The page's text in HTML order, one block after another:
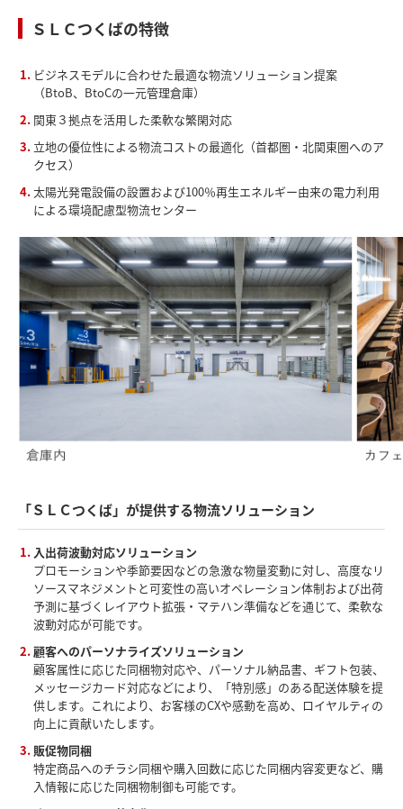
ＳＬＣつくばの特徴
ビジネスモデルに合わせた最適な物流ソリューション提案
（BtoB、BtoCの一元管理倉庫）
関東３拠点を活用した柔軟な繁閑対応
立地の優位性による物流コストの最適化（首都圏・北関東圏へのア
クセス）
太陽光発電設備の設置および100％再生エネルギー由来の電力利用
による環境配慮型物流センター
「ＳＬＣつくば」が提供する物流ソリューション
入出荷波動対応ソリューション
プロモーションや季節要因などの急激な物量変動に対し、高度なリ
ソースマネジメントと可変性の高いオペレーション体制および出荷
予測に基づくレイアウト拡張・マテハン準備などを通じて、柔軟な
波動対応が可能です。
顧客へのパーソナライズソリューション
顧客属性に応じた同梱物対応や、パーソナル納品書、ギフト包装、
メッセージカード対応などにより、「特別感」のある配送体験を提
供します。これにより、お客様のCXや感動を高め、ロイヤルティの
向上に貢献いたします。
販促物同梱
特定商品へのチラシ同梱や購入回数に応じた同梱内容変更など、 購
入情報に応じた同梱物制御も可能です。